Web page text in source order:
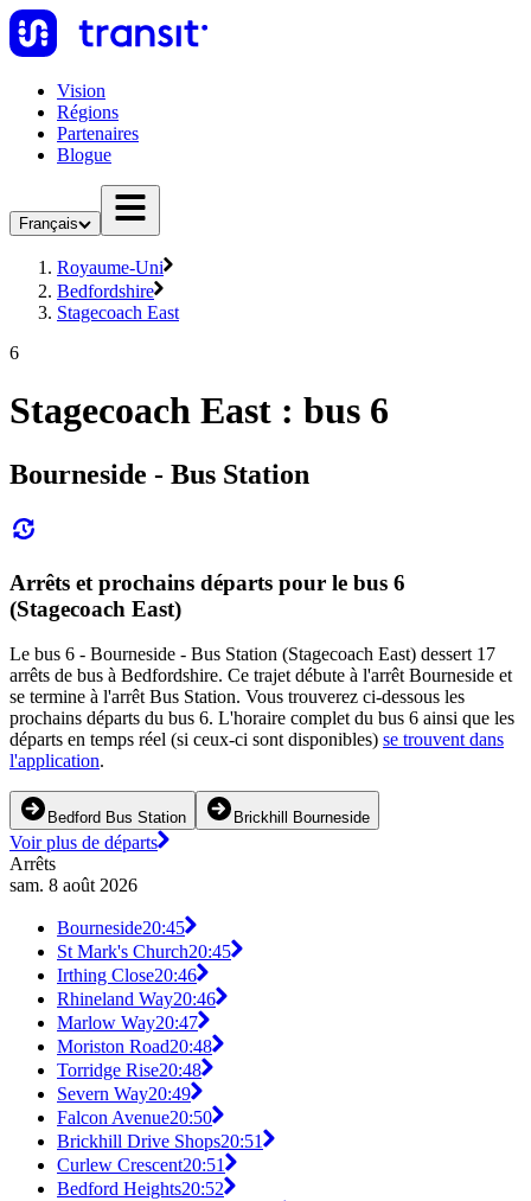
Vision
Régions
Partenaires
Blogue
Français
Royaume-Uni
Bedfordshire
Stagecoach East
6
Stagecoach East : bus 6
Bourneside - Bus Station
Arrêts et prochains départs pour le bus 6
(Stagecoach East)
Le bus 6 - Bourneside - Bus Station (Stagecoach East) dessert 17
arrêts de bus à Bedfordshire. Ce trajet débute à l'arrêt Bourneside et
se termine à l'arrêt Bus Station. Vous trouverez ci-dessous les
prochains départs du bus 6. L'horaire complet du bus 6 ainsi que les
départs en temps réel (si ceux-ci sont disponibles) se trouvent dans
l'application.
Bedford Bus Station Brickhill Bourneside
Voir plus de départs
Arrêts
sam. 8 août 2026
Bourneside20:45
St Mark's Church20:45
Irthing Close20:46
Rhineland Way20:46
Marlow Way20:47
Moriston Road20:48
Torridge Rise20:48
Severn Way20:49
Falcon Avenue20:50
Brickhill Drive Shops20:51
Curlew Crescent20:51
Bedford Heights20:52